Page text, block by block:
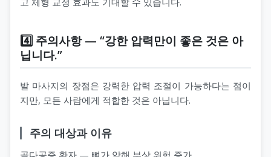
4️⃣ 주의사항 — “강한 압력만이 좋은 것은 아
닙니다.”
발 마사지의 장점은 강력한 압력 조절이 가능하다는 점이
지만, 모든 사람에게 적합한 것은 아닙니다.
주의 대상과 이유